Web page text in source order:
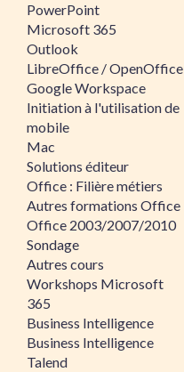
PowerPoint
Microsoft 365
Outlook
LibreOffice / OpenOffice
Google Workspace
Initiation à l'utilisation de
mobile
Mac
Solutions éditeur
Office : Filière métiers
Autres formations Office
Office 2003/2007/2010
Sondage
Autres cours
Workshops Microsoft
365
Business Intelligence
Business Intelligence
Talend